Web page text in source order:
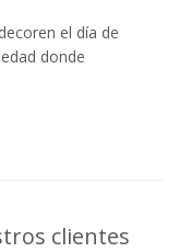
el día de
donde
clientes